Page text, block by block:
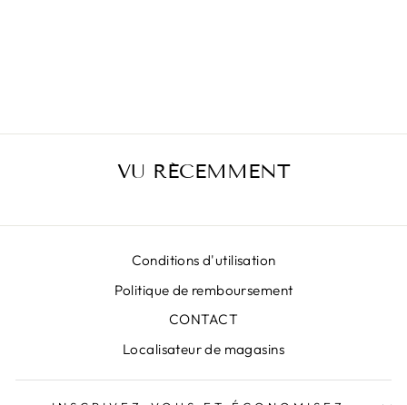
VU RÉCEMMENT
Conditions d'utilisation
Politique de remboursement
CONTACT
Localisateur de magasins